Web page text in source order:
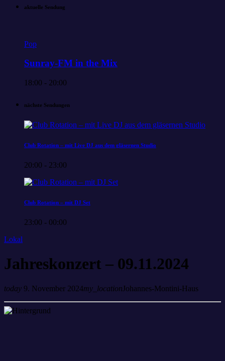
aktuelle Sendung
Pop
Sunray-FM in the Mix
18:00 - 20:00
nächste Sendungen
Club Rotation – mit Live DJ aus dem gläsernen Studio
20:00 - 23:00
Club Rotation – mit DJ Set
23:00 - 00:00
Lokal
Jahreskonzert – 09.11.2024
today 9. November 2024my_locationJohannes-Montini-Haus